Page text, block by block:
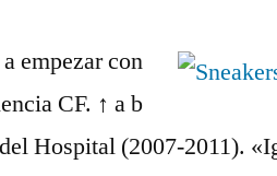
empezar con
CF. ↑ a b
Hospital (2007-2011).